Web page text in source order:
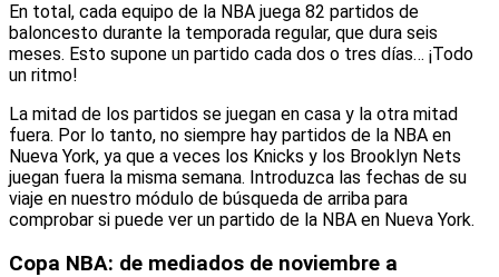
En total, cada equipo de la NBA juega 82 partidos de
baloncesto durante la temporada regular, que dura seis
meses. Esto supone un partido cada dos o tres días… ¡Todo
un ritmo!
La mitad de los partidos se juegan en casa y la otra mitad
fuera. Por lo tanto, no siempre hay partidos de la NBA en
Nueva York, ya que a veces los Knicks y los Brooklyn Nets
juegan fuera la misma semana. Introduzca las fechas de su
viaje en nuestro módulo de búsqueda de arriba para
comprobar si puede ver un partido de la NBA en Nueva York.
Copa NBA: de mediados de noviembre a